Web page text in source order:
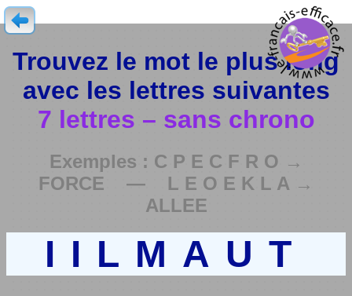
Trouvez le mot le plus long
avec les lettres suivantes
7 lettres – sans chrono
Exemples : C P E C F R O →
FORCE — L E O E K L A →
ALLEE
IILMAUT